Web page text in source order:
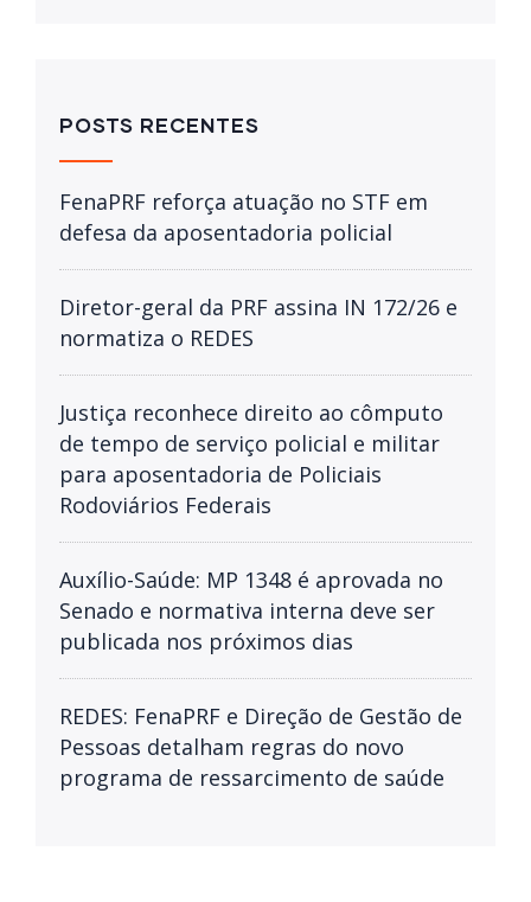
POSTS RECENTES
FenaPRF reforça atuação no STF em
defesa da aposentadoria policial
Diretor-geral da PRF assina IN 172/26 e
normatiza o REDES
Justiça reconhece direito ao cômputo
de tempo de serviço policial e militar
para aposentadoria de Policiais
Rodoviários Federais
Auxílio-Saúde: MP 1348 é aprovada no
Senado e normativa interna deve ser
publicada nos próximos dias
REDES: FenaPRF e Direção de Gestão de
Pessoas detalham regras do novo
programa de ressarcimento de saúde